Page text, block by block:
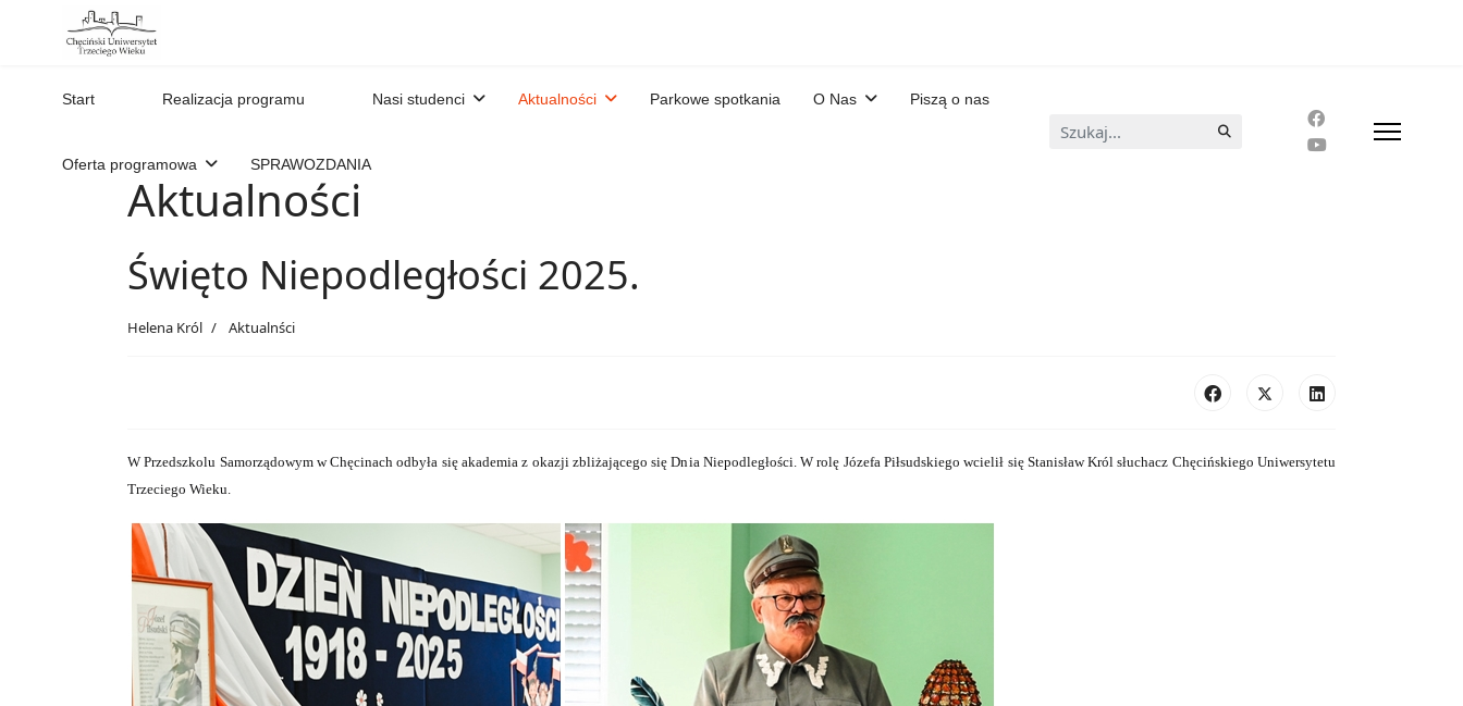
Start Realizacja programu Nasi studenci Aktualności Parkowe spotkania O Nas Piszą o nas
Oferta programowa SPRAWOZDANIA
Szukaj...
Aktualności
Święto Niepodległości 2025.
Helena Król Aktualnści
W Przedszkolu Samorządowym w Chęcinach odbyła się akademia z okazji zbliżającego się Dnia Niepodległości. W rolę Józefa Piłsudskiego wcielił się Stanisław Król słuchacz Chęcińskiego Uniwersytetu
Trzeciego Wieku.